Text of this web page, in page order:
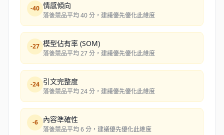
-40 情感傾向
落後競品平均 40 分，建議優先優化此維度
-27 模型佔有率 (SOM)
落後競品平均 27 分，建議優先優化此維度
-24 引文完整度
落後競品平均 24 分，建議優先優化此維度
-6 內容準確性
落後競品平均 6 分，建議優先優化此維度